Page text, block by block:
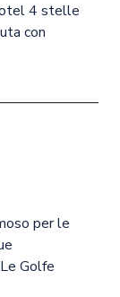
4 stelle
con
per le
Golfe